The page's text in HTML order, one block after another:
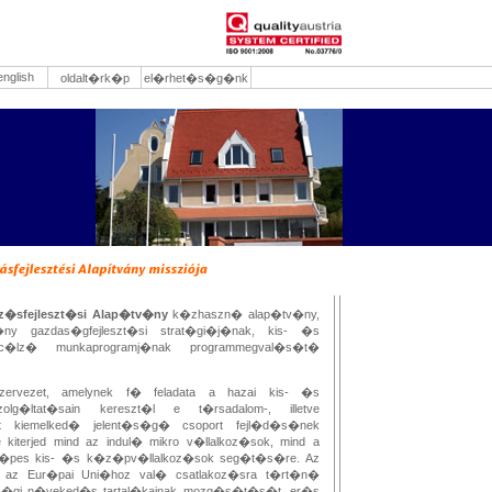
oldalt�rk�p el�rhet�s�g�nk
Alap�tv�nyk�zhaszn� alap�tv�ny,
gazdas�gfejleszt�si strat�gi�j�nak, kis- �s
munkaprogramj�nak programmegval�s�t�
amelynek f� feladata a hazai kis- �s
kereszt�l e t�rsadalom-, illetve
kiemelked� jelent�s�g� csoport fejl�d�s�nek
mind az indul� mikro v�llalkoz�sok, mind a
kis- �s k�z�pv�llalkoz�sok seg�t�s�re. Az
Eur�pai Uni�hoz val� csatlakoz�sra t�rt�n�